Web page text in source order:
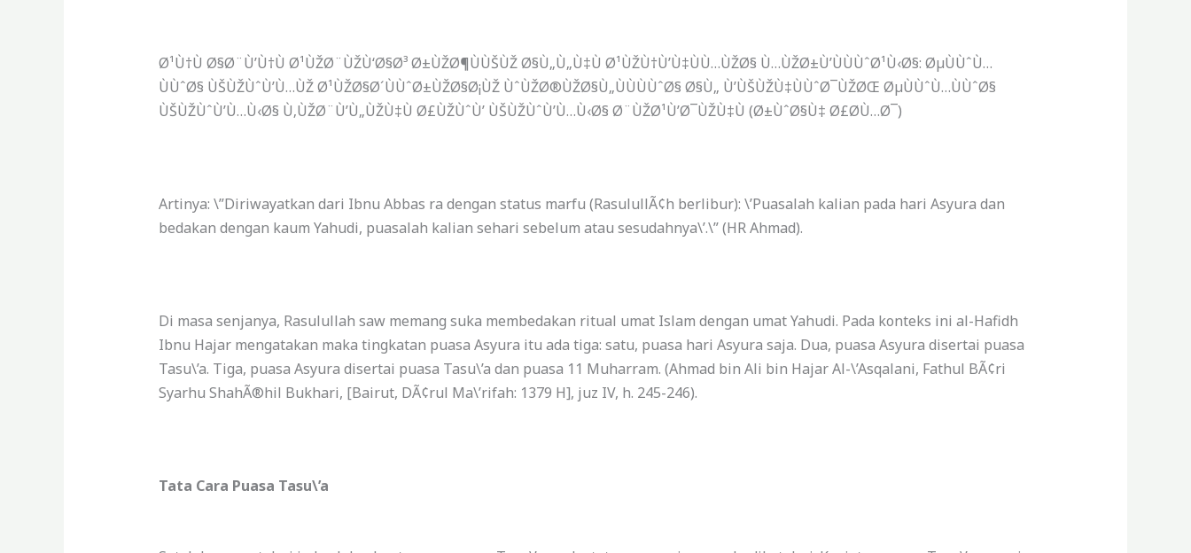
Ø¹Ù†Ù Ø§Ø¨Ù’Ù†Ù Ø¹ÙŽØ¨ÙŽÙ‘Ø§Ø³ Ø±ÙŽØ¶ÙÙŠÙŽ Ø§Ù„Ù„Ù‡Ù Ø¹ÙŽÙ†Ù’Ù‡ÙÙ…ÙŽØ§ Ù…ÙŽØ±Ù’ÙÙÙˆØ¹Ù‹Ø§: ØµÙÙˆÙ…
ÙÙˆØ§ ÙŠÙŽÙˆÙ’Ù…ÙŽ Ø¹ÙŽØ§Ø´ÙÙˆØ±ÙŽØ§Ø¡ÙŽ ÙˆÙŽØ®ÙŽØ§Ù„ÙÙÙÙˆØ§ Ø§Ù„ Ù’ÙŠÙŽÙ‡ÙÙˆØ¯ÙŽØŒ ØµÙÙˆÙ…ÙÙˆØ§
ÙŠÙŽÙˆÙ’Ù…Ù‹Ø§ Ù‚ÙŽØ¨Ù’Ù„ÙŽÙ‡Ù Ø£ÙŽÙˆÙ’ ÙŠÙŽÙˆÙ’Ù…Ù‹Ø§ Ø¨ÙŽØ¹Ù’Ø¯ÙŽÙ‡Ù (Ø±ÙˆØ§Ù‡ Ø£Ø­Ù…Ø¯)
Artinya: \”Diriwayatkan dari Ibnu Abbas ra dengan status marfu (RasulullÃ¢h berlibur): \’Puasalah kalian pada hari Asyura dan
bedakan dengan kaum Yahudi, puasalah kalian sehari sebelum atau sesudahnya\’.\”(HR Ahmad).
Di masa senjanya, Rasulullah saw memang suka membedakan ritual umat Islam dengan umat Yahudi. Pada konteks ini al-Hafidh
Ibnu Hajar mengatakan maka tingkatan puasa Asyura itu ada tiga: satu, puasa hari Asyura saja. Dua, puasa Asyura disertai puasa
Tasu\’a. Tiga, puasa Asyura disertai puasa Tasu\’a dan puasa 11 Muharram. (Ahmad bin Ali bin Hajar Al-\’Asqalani, Fathul BÃ¢ri
Syarhu ShahÃ®hil Bukhari, [Bairut, DÃ¢rul Ma\’rifah: 1379 H], juz IV, h. 245-246).
Tata Cara Puasa Tasu\’a